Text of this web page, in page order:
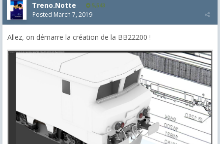
Treno.Notte 5,543
Posted March 7, 2019
Allez, on démarre la création de la BB22200 !